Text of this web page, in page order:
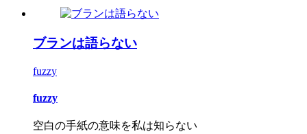
ブランは語らない
fuzzy
fuzzy
空白の手紙の意味を私は知らない